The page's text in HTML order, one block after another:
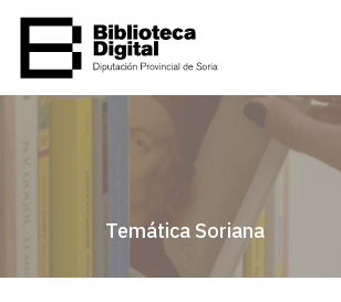
Temática Soriana